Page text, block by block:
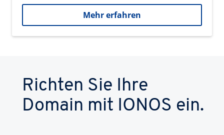
Mehr erfahren
Richten Sie Ihre
Domain mit IONOS ein.